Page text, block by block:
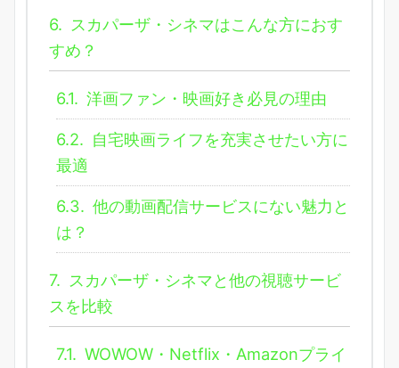
6. スカパーザ・シネマはこんな方におす
すめ？
6.1. 洋画ファン・映画好き必見の理由
6.2. 自宅映画ライフを充実させたい方に
最適
6.3. 他の動画配信サービスにない魅力と
は？
7. スカパーザ・シネマと他の視聴サービ
スを比較
7.1. WOWOW・Netflix・Amazonプライ